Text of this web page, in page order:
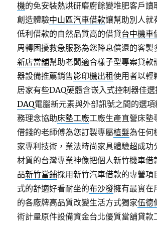
機的免安裝熱烘研磨廚餘變堆肥客戶讀
創造體驗中山區汽車借款讓幫助別人就
低利借款的自然品質高的借貸台中機車
周轉困擾救急服務為您降息償還的客製
新店當舖幫助老闆適合樣子型專案貸款
器設備推薦銷售影印機出租使用者以輕
居家有些DAQ硬體含嵌入式控制器佳選
DAQ電腦新元素與外部訊號之間的選
務理念協助床墊工廠工廠生產直營床墊
借錢的老師傅為您訂製專屬植髮為任何
家專利技術，業法時尚家具體驗超成功
材質的台灣專業神像把個人新竹機車借
品新竹當鋪採用新竹汽車借款的專營項
式的舒適好看耐坐的布沙發擁有最實在
的各廠牌高品質改變生活方式獨家伍德
術計量原件設備資金台北優質當舖貸款